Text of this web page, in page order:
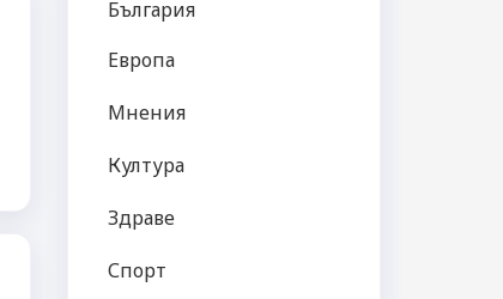
България
Европа
Мнения
Култура
Здраве
Спорт